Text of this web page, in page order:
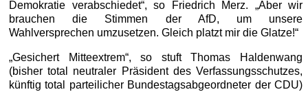
Demokratie verabschiedet“, so Friedrich Merz. „Aber wir
brauchen die Stimmen der AfD, um unsere
Wahlversprechen umzusetzen. Gleich platzt mir die Glatze!“
„Gesichert Mitteextrem“, so stuft Thomas Haldenwang
(bisher total neutraler Präsident des Verfassungsschutzes,
künftig total parteilicher Bundestagsabgeordneter der CDU)